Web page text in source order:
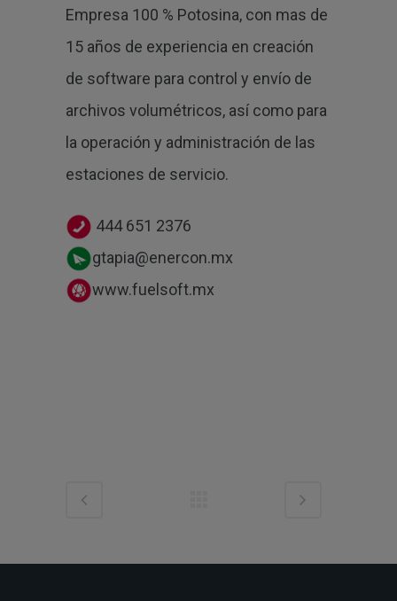
Empresa 100 % Potosina, con mas de
15 años de experiencia en creación
de software para control y envío de
archivos volumétricos, así como para
la operación y administración de las
estaciones de servicio.
444 651 2376
gtapia@enercon.mx
www.fuelsoft.mx